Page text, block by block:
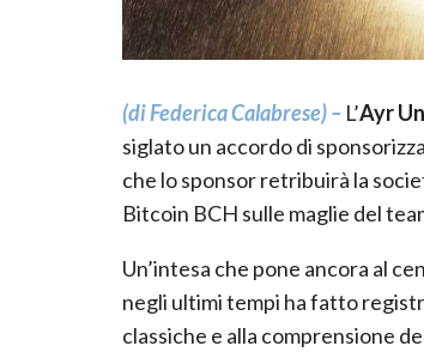
(di Federica Calabrese) – L’Ayr
siglato un accordo di
che lo sponsor retribuirà la
Bitcoin BCH sulle maglie del
Un’intesa che pone ancora al
negli ultimi tempi ha fatto
classiche e alla comprensione